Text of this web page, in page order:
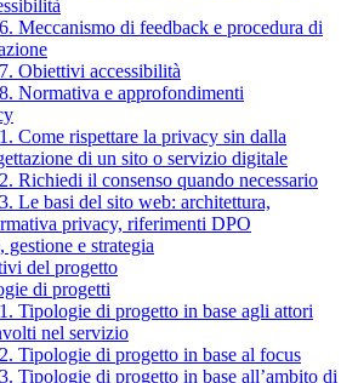
Meccanismo di feedback e procedura di
Obiettivi accessibilità
Normativa e approfondimenti
Come rispettare la privacy sin dalla
di un sito o servizio digitale
Richiedi il consenso quando necessario
Le basi del sito web: architettura,
privacy, riferimenti DPO
e strategia
del progetto
di progetti
Tipologie di progetto in base agli attori
nel servizio
Tipologie di progetto in base al focus
Tipologie di progetto in base all’ambito di